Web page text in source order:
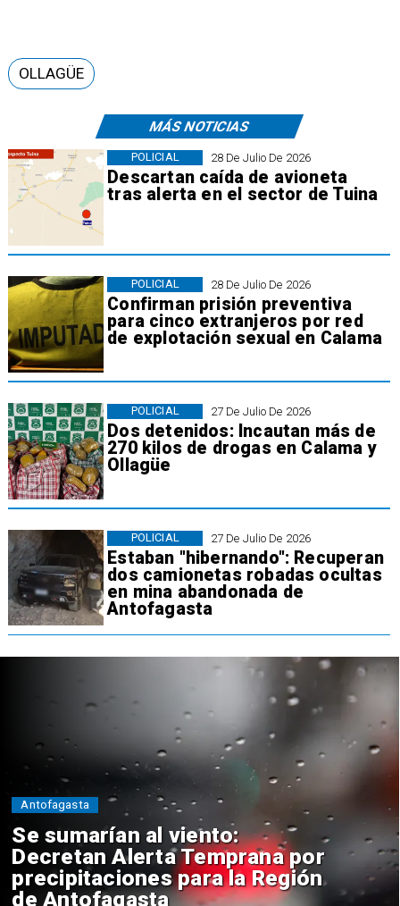
MÁS NOTICIAS
28 De Julio De 2026
Descartan caída de avioneta
tras alerta en el sector de Tuina
POLICIAL
28 De Julio De 2026
Confirman prisión preventiva
para cinco extranjeros por red
de explotación sexual en Calama
POLICIAL
27 De Julio De 2026
Dos detenidos: Incautan más de
270 kilos de drogas en Calama y
Ollagüe
POLICIAL
27 De Julio De 2026
Estaban "hibernando": Recuperan
dos camionetas robadas ocultas
en mina abandonada de
Antofagasta
POLICIAL
OLLAGÜE
Se sumarían al viento:
Decretan Alerta Temprana por
precipitaciones para la Región
de Antofagasta
Antofagasta